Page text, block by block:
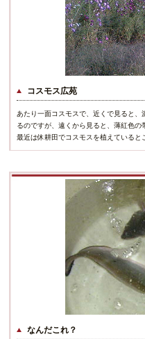
コスモス広苑
あたり一面コスモスで、近くで見ると
るのですが、遠くから見ると、薄紅色の
最近は休耕田でコスモスを植えていると
なんだこれ？